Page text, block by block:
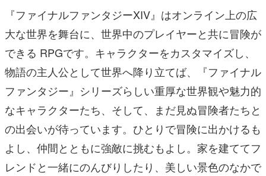
『ファイナルファンタジーXIV』はオンライン上の広
大な世界を舞台に、世界中のプレイヤーと共に冒険が
できる RPGです。キャラクターをカスタマイズし、
物語の主人公として世界へ降り立てば、『ファイナル
ファンタジー』シリーズらしい重厚な世界観や魅力的
なキャラクターたち、そして、まだ見ぬ冒険者たちと
の出会いが待っています。ひとりで冒険に出かけるも
よし、仲間とともに強敵に挑むもよし。家を建ててフ
レンドと一緒にのんびりしたり、美しい景色のなかで